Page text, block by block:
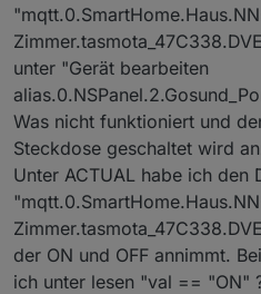
unter "Gerät bearbeiten
Was nicht funktioniert und
Steckdose geschaltet wird
Unter ACTUAL habe ich den
der ON und OFF annimmt.
ich unter lesen "val == "ON"